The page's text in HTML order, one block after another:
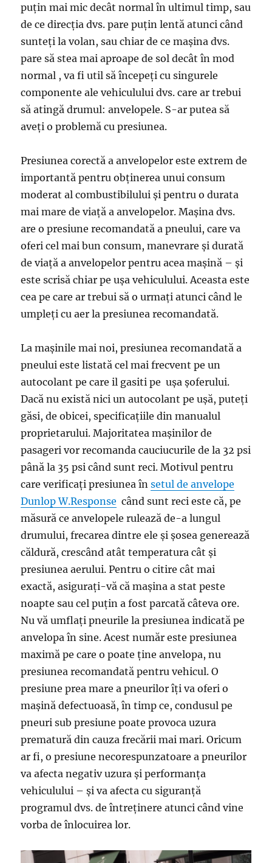
puțin mai mic decât normal în ultimul timp, sau
de ce direcția dvs. pare puțin lentă atunci când
sunteți la volan, sau chiar de ce mașina dvs.
pare să stea mai aproape de sol decât în ​​mod
normal , va fi util să începeți cu singurele
componente ale vehiculului dvs. care ar trebui
să atingă drumul: anvelopele. S-ar putea să
aveți o problemă cu presiunea.
Presiunea corectă a anvelopelor este extrem de
importantă pentru obținerea unui consum
moderat al combustibilului și pentru o durata
mai mare de viață a anvelopelor. Mașina dvs.
are o presiune recomandată a pneului, care va
oferi cel mai bun consum, manevrare și durată
de viață a anvelopelor pentru acea mașină – și
este scrisă chiar pe ușa vehiculului. Aceasta este
cea pe care ar trebui să o urmați atunci când le
umpleți cu aer la presiunea recomandată.
La mașinile mai noi, presiunea recomandată a
pneului este listată cel mai frecvent pe un
autocolant pe care il gasiti pe ușa șoferului.
Dacă nu există nici un autocolant pe ușă, puteți
găsi, de obicei, specificațiile din manualul
proprietarului. Majoritatea mașinilor de
pasageri vor recomanda cauciucurile de la 32 psi
până la 35 psi când sunt reci. Motivul pentru
care verificați presiunea însetul de anvelope
Dunlop W.Response când sunt reci este că, pe
măsură ce anvelopele rulează de-a lungul
drumului, frecarea dintre ele și șosea generează
căldură, crescând atât temperatura cât și
presiunea aerului. Pentru o citire cât mai
exactă, asigurați-vă că mașina a stat peste
noapte sau cel puțin a fost parcată câteva ore.
Nu vă umflați pneurile la presiunea indicată pe
anvelopa în sine. Acest număr este presiunea
maximă pe care o poate ține anvelopa, nu
presiunea recomandată pentru vehicul. O
presiune prea mare a pneurilor îți va oferi o
mașină defectuoasă, în timp ce, condusul pe
pneuri sub presiune poate provoca uzura
prematură din cauza frecării mai mari. Oricum
ar fi, o presiune necorespunzatoare a pneurilor
va afecta negativ uzura și performanța
vehiculului – și va afecta cu siguranță
programul dvs. de întreținere atunci când vine
vorba de înlocuirea lor.